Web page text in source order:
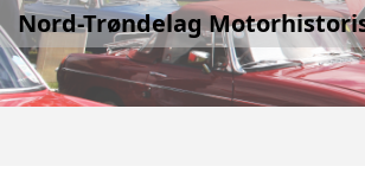
Nord-Trøndelag